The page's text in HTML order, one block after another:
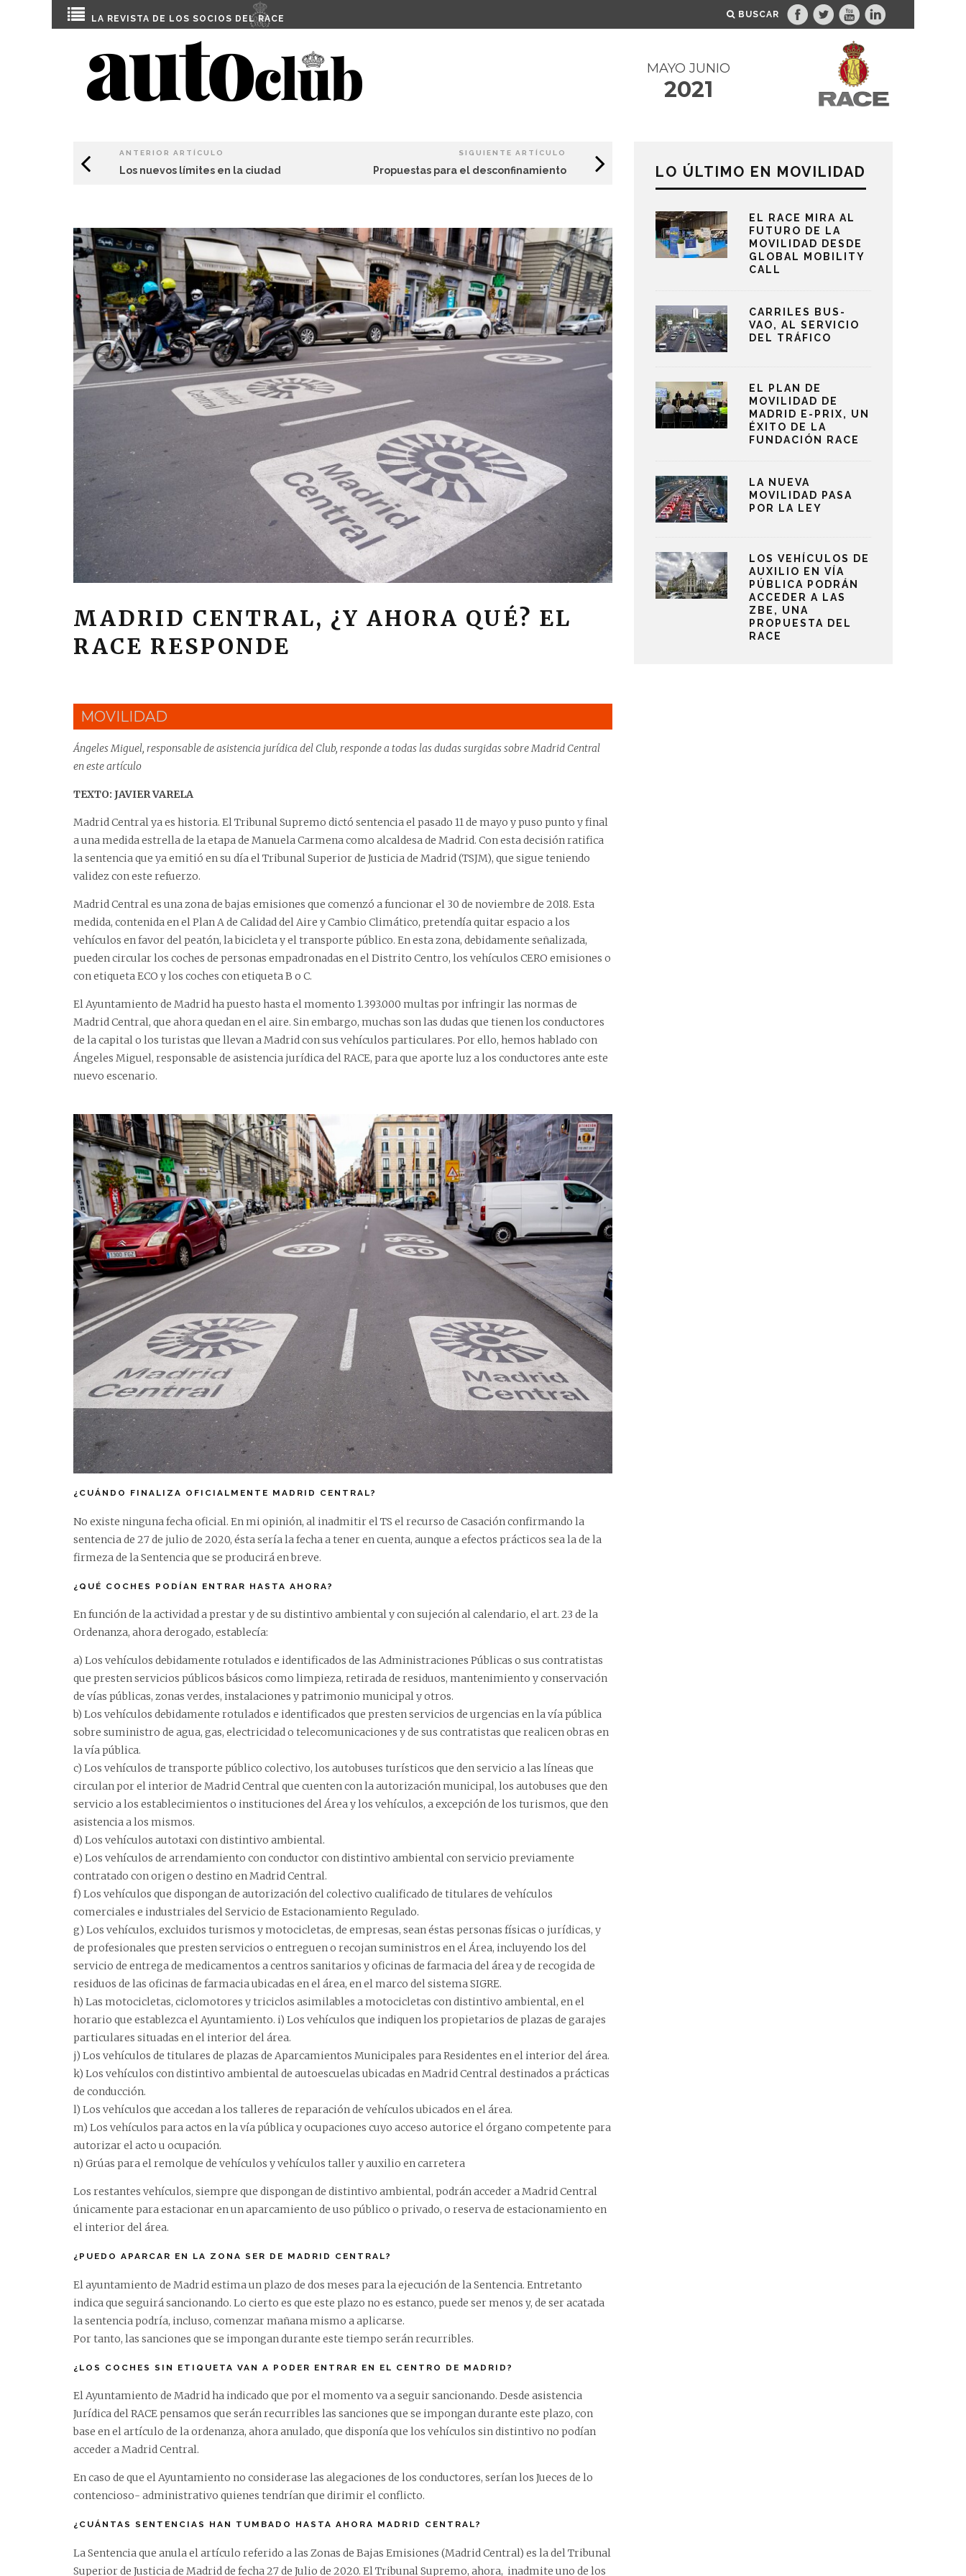
LA REVISTA DE LOS SOCIOS DEL RACE BUSCAR
MAYO JUNIO
2021
ANTERIOR ARTÍCULO
Los nuevos límites en la ciudad
SIGUIENTE ARTÍCULO
Propuestas para el desconfinamiento
MADRID CENTRAL, ¿Y AHORA QUÉ? EL
RACE RESPONDE
MOVILIDAD
Ángeles Miguel, responsable de asistencia jurídica del Club, responde a todas las dudas surgidas sobre Madrid Central
en este artículo
TEXTO: JAVIER VARELA
Madrid Central ya es historia. El Tribunal Supremo dictó sentencia el pasado 11 de mayo y puso punto y final
a una medida estrella de la etapa de Manuela Carmena como alcaldesa de Madrid. Con esta decisión ratifica
la sentencia que ya emitió en su día el Tribunal Superior de Justicia de Madrid (TSJM), que sigue teniendo
validez con este refuerzo.
Madrid Central es una zona de bajas emisiones que comenzó a funcionar el 30 de noviembre de 2018. Esta
medida, contenida en el Plan A de Calidad del Aire y Cambio Climático, pretendía quitar espacio a los
vehículos en favor del peatón, la bicicleta y el transporte público. En esta zona, debidamente señalizada,
pueden circular los coches de personas empadronadas en el Distrito Centro, los vehículos CERO emisiones o
con etiqueta ECO y los coches con etiqueta B o C.
El Ayuntamiento de Madrid ha puesto hasta el momento 1.393.000 multas por infringir las normas de
Madrid Central, que ahora quedan en el aire. Sin embargo, muchas son las dudas que tienen los conductores
de la capital o los turistas que llevan a Madrid con sus vehículos particulares. Por ello, hemos hablado con
Ángeles Miguel, responsable de asistencia jurídica del RACE, para que aporte luz a los conductores ante este
nuevo escenario.
¿CUÁNDO FINALIZA OFICIALMENTE MADRID CENTRAL?
No existe ninguna fecha oficial. En mi opinión, al inadmitir el TS el recurso de Casación confirmando la
sentencia de 27 de julio de 2020, ésta sería la fecha a tener en cuenta, aunque a efectos prácticos sea la de la
firmeza de la Sentencia que se producirá en breve.
¿QUÉ COCHES PODÍAN ENTRAR HASTA AHORA?
En función de la actividad a prestar y de su distintivo ambiental y con sujeción al calendario, el art. 23 de la
Ordenanza, ahora derogado, establecía:
a) Los vehículos debidamente rotulados e identificados de las Administraciones Públicas o sus contratistas
que presten servicios públicos básicos como limpieza, retirada de residuos, mantenimiento y conservación
de vías públicas, zonas verdes, instalaciones y patrimonio municipal y otros.
b) Los vehículos debidamente rotulados e identificados que presten servicios de urgencias en la vía pública
sobre suministro de agua, gas, electricidad o telecomunicaciones y de sus contratistas que realicen obras en
la vía pública.
c) Los vehículos de transporte público colectivo, los autobuses turísticos que den servicio a las líneas que
circulan por el interior de Madrid Central que cuenten con la autorización municipal, los autobuses que den
servicio a los establecimientos o instituciones del Área y los vehículos, a excepción de los turismos, que den
asistencia a los mismos.
d) Los vehículos autotaxi con distintivo ambiental.
e) Los vehículos de arrendamiento con conductor con distintivo ambiental con servicio previamente
contratado con origen o destino en Madrid Central.
f) Los vehículos que dispongan de autorización del colectivo cualificado de titulares de vehículos
comerciales e industriales del Servicio de Estacionamiento Regulado.
g) Los vehículos, excluidos turismos y motocicletas, de empresas, sean éstas personas físicas o jurídicas, y
de profesionales que presten servicios o entreguen o recojan suministros en el Área, incluyendo los del
servicio de entrega de medicamentos a centros sanitarios y oficinas de farmacia del área y de recogida de
residuos de las oficinas de farmacia ubicadas en el área, en el marco del sistema SIGRE.
h) Las motocicletas, ciclomotores y triciclos asimilables a motocicletas con distintivo ambiental, en el
horario que establezca el Ayuntamiento. i) Los vehículos que indiquen los propietarios de plazas de garajes
particulares situadas en el interior del área.
j) Los vehículos de titulares de plazas de Aparcamientos Municipales para Residentes en el interior del área.
k) Los vehículos con distintivo ambiental de autoescuelas ubicadas en Madrid Central destinados a prácticas
de conducción.
l) Los vehículos que accedan a los talleres de reparación de vehículos ubicados en el área.
m) Los vehículos para actos en la vía pública y ocupaciones cuyo acceso autorice el órgano competente para
autorizar el acto u ocupación.
n) Grúas para el remolque de vehículos y vehículos taller y auxilio en carretera
Los restantes vehículos, siempre que dispongan de distintivo ambiental, podrán acceder a Madrid Central
únicamente para estacionar en un aparcamiento de uso público o privado, o reserva de estacionamiento en
el interior del área.
¿PUEDO APARCAR EN LA ZONA SER DE MADRID CENTRAL?
El ayuntamiento de Madrid estima un plazo de dos meses para la ejecución de la Sentencia. Entretanto
indica que seguirá sancionando. Lo cierto es que este plazo no es estanco, puede ser menos y, de ser acatada
la sentencia podría, incluso, comenzar mañana mismo a aplicarse.
Por tanto, las sanciones que se impongan durante este tiempo serán recurribles.
¿LOS COCHES SIN ETIQUETA VAN A PODER ENTRAR EN EL CENTRO DE MADRID?
El Ayuntamiento de Madrid ha indicado que por el momento va a seguir sancionando. Desde asistencia
Jurídica del RACE pensamos que serán recurribles las sanciones que se impongan durante este plazo, con
base en el artículo de la ordenanza, ahora anulado, que disponía que los vehículos sin distintivo no podían
acceder a Madrid Central.
En caso de que el Ayuntamiento no considerase las alegaciones de los conductores, serían los Jueces de lo
contencioso- administrativo quienes tendrían que dirimir el conflicto.
¿CUÁNTAS SENTENCIAS HAN TUMBADO HASTA AHORA MADRID CENTRAL?
La Sentencia que anula el artículo referido a las Zonas de Bajas Emisiones (Madrid Central) es la del Tribunal
Superior de Justicia de Madrid de fecha 27 de Julio de 2020. El Tribunal Supremo, ahora, inadmite uno de los
LO ÚLTIMO EN MOVILIDAD
EL RACE MIRA AL
FUTURO DE LA
MOVILIDAD DESDE
GLOBAL MOBILITY
CALL
CARRILES BUS-
VAO, AL SERVICIO
DEL TRÁFICO
EL PLAN DE
MOVILIDAD DE
MADRID E-PRIX, UN
ÉXITO DE LA
FUNDACIÓN RACE
LA NUEVA
MOVILIDAD PASA
POR LA LEY
LOS VEHÍCULOS DE
AUXILIO EN VÍA
PÚBLICA PODRÁN
ACCEDER A LAS
ZBE, UNA
PROPUESTA DEL
RACE